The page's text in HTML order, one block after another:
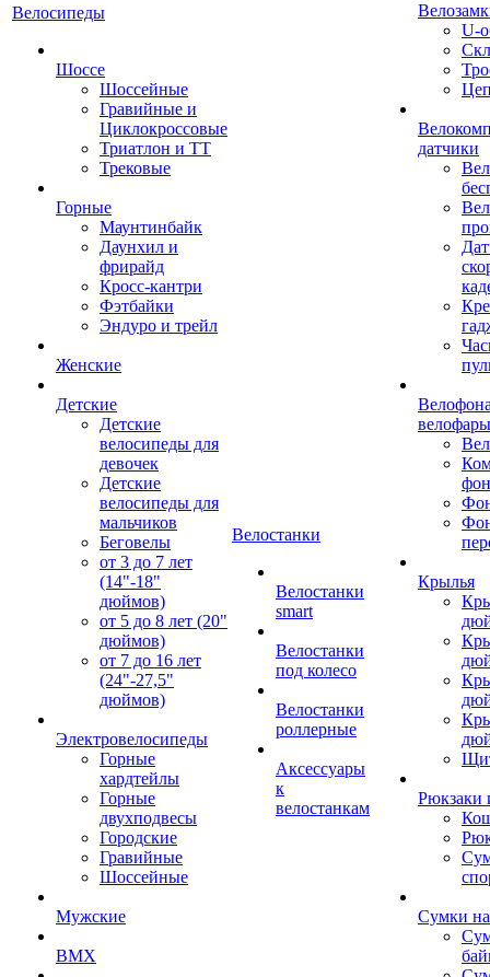
Велосипеды
Шоссе
Шоссейные
Гравийные и
Циклокроссовые
Триатлон и ТТ
Трековые
Горные
Маунтинбайк
Даунхил и
фрирайд
Кросс-кантри
Фэтбайки
Эндуро и трейл
Женские
Детские
Детские
велосипеды для
девочек
Детские
велосипеды для
мальчиков
Беговелы
от 3 до 7 лет
(14"-18"
дюймов)
от 5 до 8 лет (20"
дюймов)
от 7 до 16 лет
(24"-27,5"
дюймов)
Электровелосипеды
Горные
хардтейлы
Горные
двухподвесы
Городские
Гравийные
Шоссейные
Мужские
BMX
Велостанки
Велостанки
smart
Велостанки
под колесо
Велостанки
роллерные
Аксессуары
к
велостанкам
U-
датчики
велофары
Крылья
Рюкзаки
Сумки